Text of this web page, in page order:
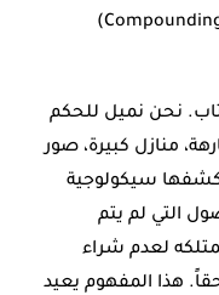
نحن نميل للحكم
منازل كبيرة، صور
سيكولوجية
التي لم يتم
لعدم شراء
هذا المفهوم يعيد